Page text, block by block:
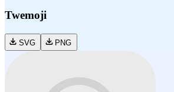
Twemoji
SVG PNG